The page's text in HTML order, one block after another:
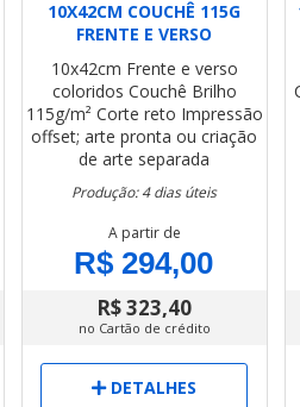
10X42CM COUCHÊ 115G
FRENTE E VERSO
10x42cm Frente e verso
coloridos Couchê Brilho
115g/m² Corte reto Impressão
offset; arte pronta ou criação
de arte separada
Produção: 4 dias úteis
A partir de
R$ 294,00
R$ 323,40
no Cartão de crédito
DETALHES